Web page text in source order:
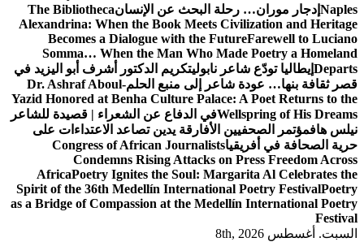
Naples إدجار موران… رحلة البحث عن الإنسانThe Bibliotheca
Alexandrina: When the Book Meets Civilization and Heritage
Becomes a Dialogue with the FutureFarewell to Luciano
Somma… When the Man Who Made Poetry a Homeland
Departs إيطاليا تودّع شاعر نابوليتكريم الدكتور أشرف أبو اليزيد في
قصر ثقافة بنها… عودة شاعر إلى منبع الحلمDr. Ashraf Aboul-
Yazid Honored at Benha Culture Palace: A Poet Returns to the
Wellspring of His Dreamsفي الدفاع عن الشعراء | قصيدة للشاعر
نيلس هافمؤتمر الصحفيين الأفارقة يدين تصاعد الاعتداءات على
حرية الصحافة في أفريقياCongress of African Journalists
Condemns Rising Attacks on Press Freedom Across
AfricaPoetry Ignites the Soul: Margarita Al Celebrates the
Spirit of the 36th Medellín International Poetry FestivalPoetry
as a Bridge of Compassion at the Medellín International Poetry
Festival
السبت. أغسطس 8th, 2026